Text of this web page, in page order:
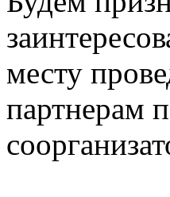
месту
партнерам